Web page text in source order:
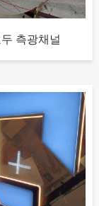
측광채널